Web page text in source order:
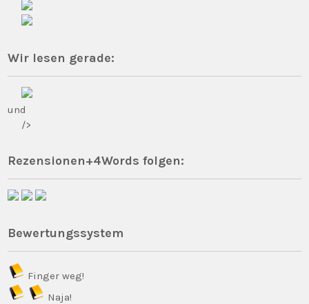
Wir lesen gerade:
und
/>
Rezensionen+4Words folgen:
Bewertungssystem
Finger weg!
Naja!